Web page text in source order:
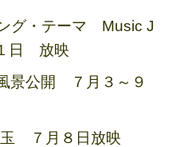
グ・テーマ Music J
日 放映
景公開 ７月３～９
玉 ７月８日放映